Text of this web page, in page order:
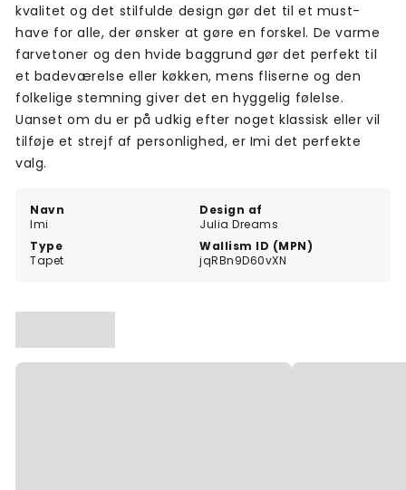
Navn
Imi
Design af
Julia Dreams
Type
Tapet
Wallism ID (MPN)
jqRBn9D60vXN
kvalitet og det stilfulde design gør det til et must-
have for alle, der ønsker at gøre en forskel. De varme
farvetoner og den hvide baggrund gør det perfekt til
et badeværelse eller køkken, mens fliserne og den
folkelige stemning giver det en hyggelig følelse.
Uanset om du er på udkig efter noget klassisk eller vil
tilføje et strejf af personlighed, er Imi det perfekte
valg.